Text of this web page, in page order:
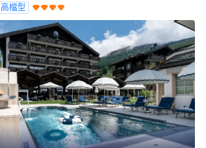
高檔型